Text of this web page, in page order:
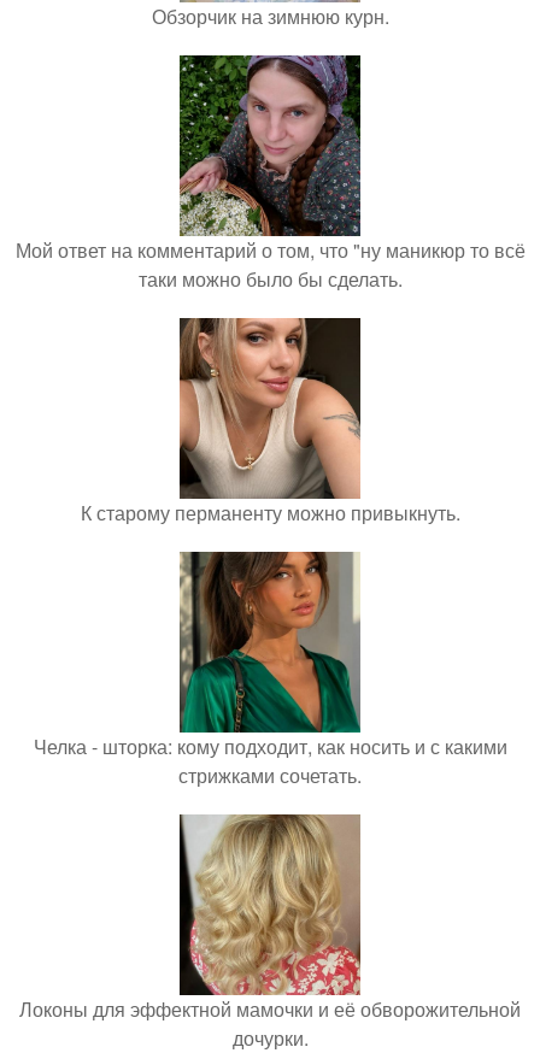
Обзорчик на зимнюю курн.
Мой ответ на комментарий о том, что "ну маникюр то всё
таки можно было бы сделать.
К старому перманенту можно привыкнуть.
Челка - шторка: кому подходит, как носить и с какими
стрижками сочетать.
Локоны для эффектной мамочки и её обворожительной
дочурки.